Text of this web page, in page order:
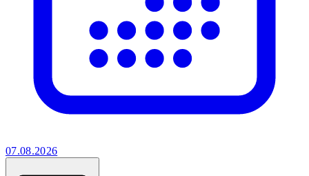
07.08.2026